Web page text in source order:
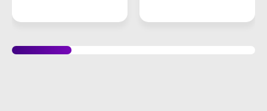
за вграждане в